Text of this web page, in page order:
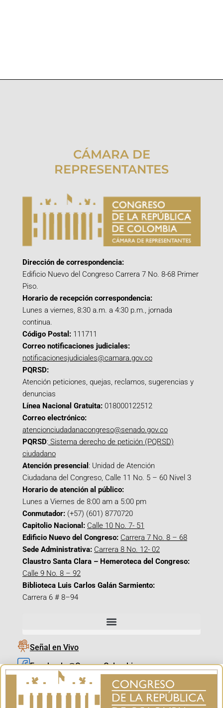
CÁMARA DE
REPRESENTANTES
Dirección de correspondencia:
Edificio Nuevo del Congreso Carrera 7 No. 8-68 Primer
Piso.
Horario de recepción correspondencia:
Lunes a viernes, 8:30 a.m. a 4:30 p.m., jornada
continua.
Código Postal: 111711
Correo notificaciones judiciales:
notificacionesjudiciales@camara.gov.co
PQRSD:
Atención peticiones, quejas, reclamos, sugerencias y
denuncias
Línea Nacional Gratuita: 018000122512
Correo electrónico:
atencionciudadanacongreso@senado.gov.co
PQRSD: Sistema derecho de petición (PQRSD)
ciudadano
Atención presencial : Unidad de Atención
Ciudadana del Congreso, Calle 11 No. 5 – 60 Nivel 3
Horario de atención al público:
Lunes a Viernes de 8:00 am a 5:00 pm
Conmutador: (+57) (601) 8770720
Capitolio Nacional: Calle 10 No. 7- 51
Edificio Nuevo del Congreso: Carrera 7 No. 8 – 68
Sede Administrativa: Carrera 8 No. 12- 02
Claustro Santa Clara – Hemeroteca del Congreso:
Calle 9 No. 8 – 92
Biblioteca Luis Carlos Galán Sarmiento:
Carrera 6 # 8–94
Señal en Vivo
Facebook_@CamaraColombia
Instagram_@CamaraColombia
X_@CamaraColombia